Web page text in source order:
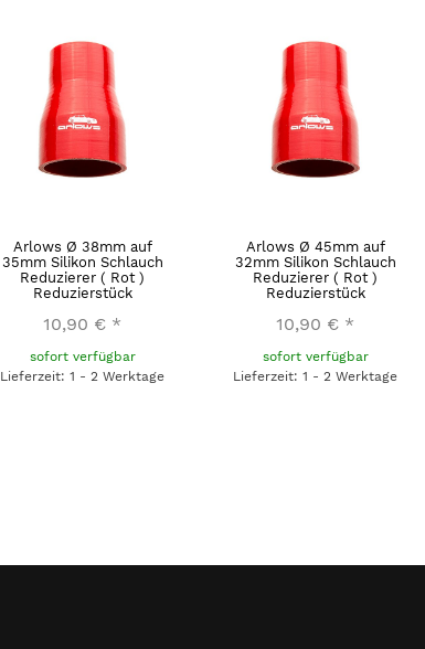
Arlows Ø 38mm auf
35mm Silikon Schlauch
Reduzierer ( Rot )
Reduzierstück
10,90 € *
sofort verfügbar
Lieferzeit: 1 - 2 Werktage
Arlows Ø 45mm auf
32mm Silikon Schlauch
Reduzierer ( Rot )
Reduzierstück
10,90 € *
sofort verfügbar
Lieferzeit: 1 - 2 Werktage